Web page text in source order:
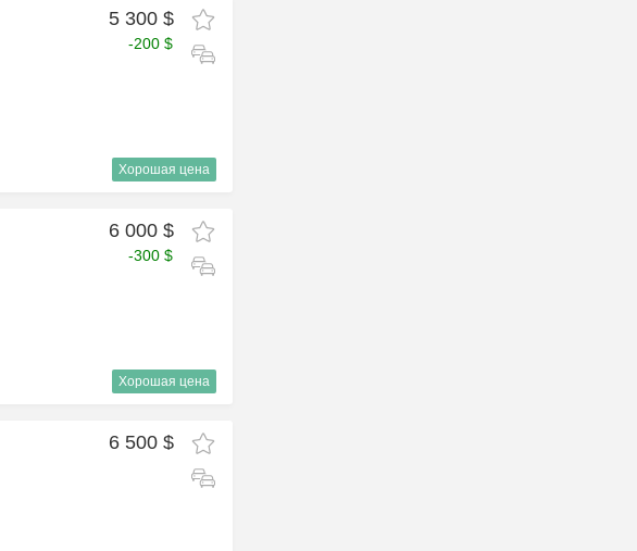
5 300 $
-200 $
Хорошая цена
6 000 $
-300 $
Хорошая цена
6 500 $